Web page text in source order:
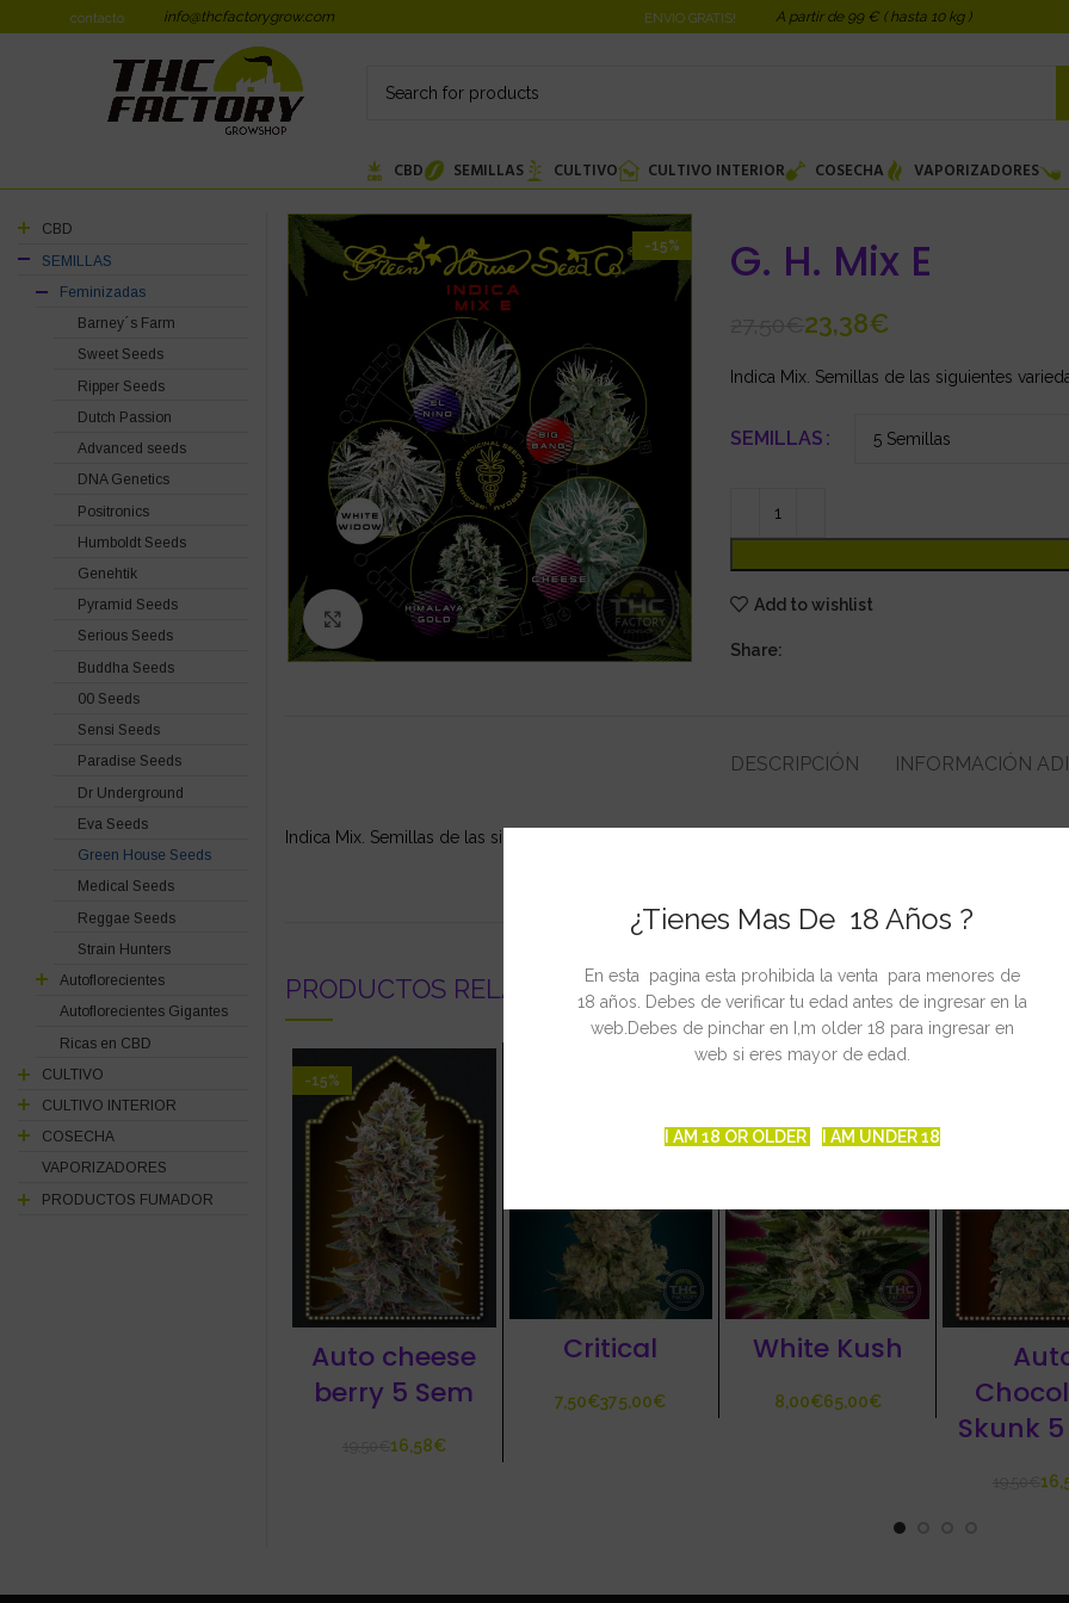
¿Tienes Mas De 18 Años ?
En esta pagina esta prohibida la venta para menores de
18 años. Debes de verificar tu edad antes de ingresar en la
web.Debes de pinchar en I,m older 18 para ingresar en
web si eres mayor de edad.
I AM 18 OR OLDER I AM UNDER 18
contacto info@thcfactorygrow.com ENVIO GRATIS! A partir de 99 € ( hasta 10 kg )
CBD SEMILLAS CULTIVO CULTIVO INTERIOR COSECHA VAPORIZADORES
-15%
Click to enlarge
G. H. Mix E
23,38€
Indica Mix. Semillas de las siguientes
SEMILLAS
Add to wishlist
Share:
DESCRIPCIÓN INFORMACIÓN
Indica Mix. Semillas de las siguientes variedades: Big Bang, El niño, White Widow, Himalaya Gold y
PRODUCTOS RELACIONADOS
-15%
Auto cheese
berry 5 Sem
16,58€
Critical
€ €
White Kush
€ €
Skunk
CBD
SEMILLAS
Feminizadas
Barney´s Farm
Sweet Seeds
Ripper Seeds
Dutch Passion
Advanced seeds
DNA Genetics
Positronics
Humboldt Seeds
Genehtik
Pyramid Seeds
Serious Seeds
Buddha Seeds
00 Seeds
Sensi Seeds
Paradise Seeds
Dr Underground
Eva Seeds
Green House Seeds
Medical Seeds
Reggae Seeds
Strain Hunters
Autoflorecientes
Autoflorecientes Gigantes
Ricas en CBD
CULTIVO
CULTIVO INTERIOR
COSECHA
VAPORIZADORES
PRODUCTOS FUMADOR